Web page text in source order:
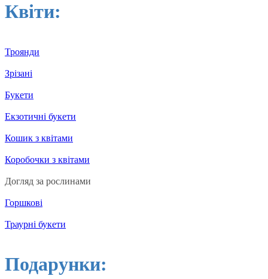
Квіти:
Троянди
Зрізані
Букети
Екзотичні букети
Кошик з квітами
Коробочки з квітами
Догляд за рослинами
Горшкові
Траурні букети
Подарунки: